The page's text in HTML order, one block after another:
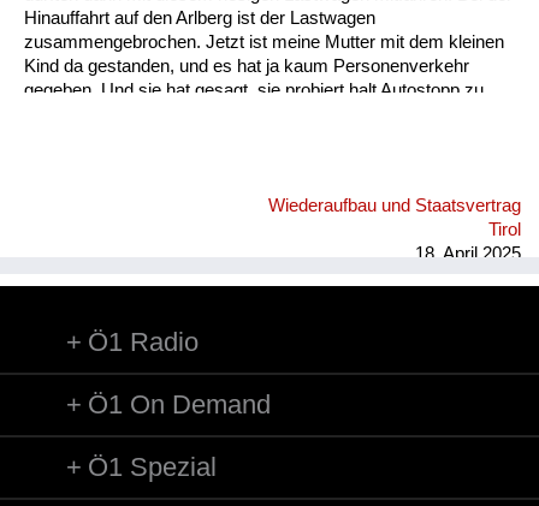
Heimkehrer
Fluchtgeschichten
Wiederaufbau und
Hinauffahrt auf den Arlberg ist der Lastwagen
zusammengebrochen. Jetzt ist meine Mutter mit dem kleinen
Kind da gestanden, und es hat ja kaum Personenverkehr
gegeben. Und sie hat gesagt, sie probiert halt Autostopp zu
Mutter konnte vorne einsteigen und ich bin hinten bei dem
anderen Herren gesessen. Zu dieser Zeit damals konnte ich
Wiederaufbau und Staatsvertrag
Tirol
18. April 2025
Ö1 Radio
Ö1 On Demand
Ö1 Spezial